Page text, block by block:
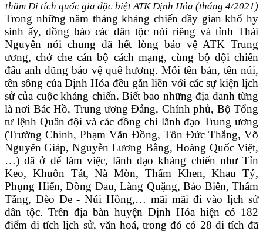
thăm Di tích quốc gia đặc biệt ATK Định Hóa (tháng 4/2021)
Trong những năm tháng kháng chiến đầy gian khổ hy
sinh ấy, đồng bào các dân tộc nói riêng và tỉnh Thái
Nguyên nói chung đã hết lòng bảo vệ ATK Trung
ương, chở che cán bộ cách mạng, cùng bộ đội chiến
đấu anh dũng bảo vệ quê hương. Mỗi tên bản, tên núi,
tên sông của Định Hóa đều gắn liền với các sự kiện lịch
sử của cuộc kháng chiến. Biết bao những địa danh từng
là nơi Bác Hồ, Trung ương Đảng, Chính phủ, Bộ Tổng
tư lệnh Quân đội và các đồng chí lãnh đạo Trung ương
(Trường Chinh, Phạm Văn Đồng, Tôn Đức Thắng, Võ
Nguyên Giáp, Nguyễn Lương Bằng, Hoàng Quốc Việt,
…) đã ở để làm việc, lãnh đạo kháng chiến như Tỉn
Keo, Khuôn Tát, Nà Mòn, Thẩm Khen, Khau Tý,
Phụng Hiển, Đồng Đau, Làng Quặng, Bảo Biên, Thẩm
Tắng, Đèo De - Núi Hồng,… mãi mãi đi vào lịch sử
dân tộc. Trên địa bàn huyện Định Hóa hiện có 182
điểm di tích lịch sử, văn hoá, trong đó có 28 di tích đã